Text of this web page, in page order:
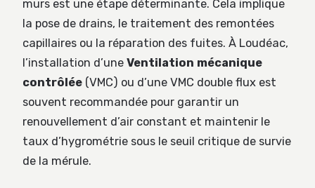
murs est une étape déterminante. Cela implique
la pose de drains, le traitement des remontées
capillaires ou la réparation des fuites. À Loudéac,
l’installation d’une Ventilation mécanique
contrôlée (VMC) ou d’une VMC double flux est
souvent recommandée pour garantir un
renouvellement d’air constant et maintenir le
taux d’hygrométrie sous le seuil critique de survie
de la mérule.